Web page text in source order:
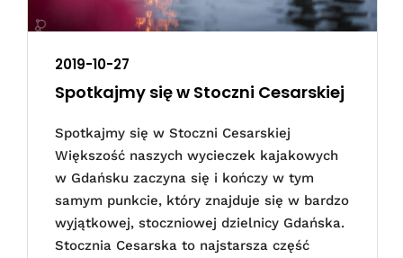
2019-10-27
Spotkajmy się w Stoczni Cesarskiej
Spotkajmy się w Stoczni Cesarskiej
Większość naszych wycieczek kajakowych
w Gdańsku zaczyna się i kończy w tym
samym punkcie, który znajduje się w bardzo
wyjątkowej, stoczniowej dzielnicy Gdańska.
Stocznia Cesarska to najstarsza część